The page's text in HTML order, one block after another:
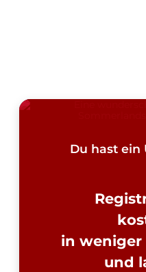
Du hast ein
in weniger
und